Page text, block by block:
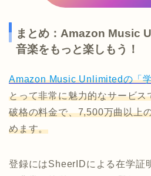
まとめ：Amazon Music
音楽をもっと楽しもう！
Amazon Music Unlimitedの「
とって非常に魅力的なサービ
破格の料金で、7,500万曲以上
めます。
登録にはSheerIDによる在学証